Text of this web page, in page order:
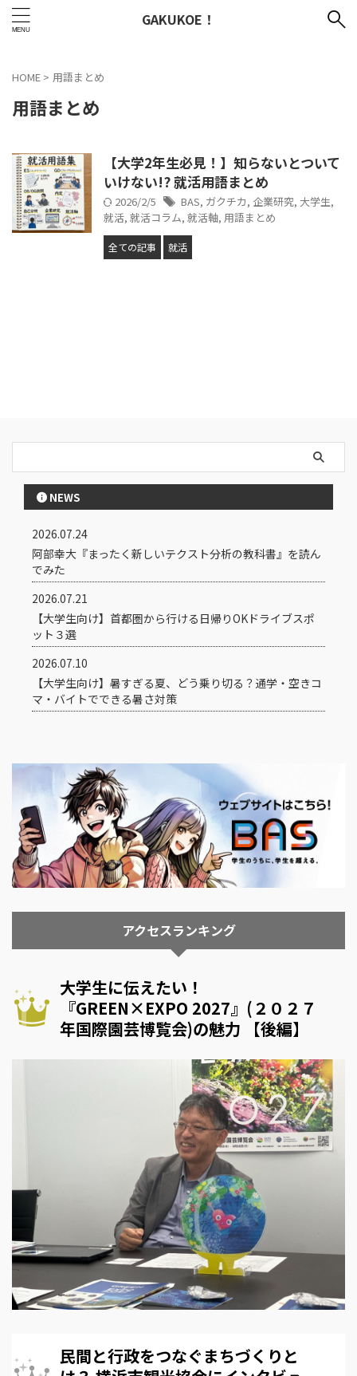
GAKUKOE！
HOME > 用語まとめ
用語まとめ
【大学2年生必見！】知らないとついて
いけない!? 就活用語まとめ
2026/2/5 BAS, ガクチカ, 企業研究, 大学生,
就活, 就活コラム, 就活軸, 用語まとめ
全ての記事 就活
NEWS
2026.07.24
阿部幸大『まったく新しいテクスト分析の教科書』を読ん
でみた
2026.07.21
【大学生向け】首都圏から行ける日帰りOKドライブスポ
ット３選
2026.07.10
【大学生向け】暑すぎる夏、どう乗り切る？通学・空きコ
マ・バイトでできる暑さ対策
アクセスランキング
大学生に伝えたい！
『GREEN×EXPO 2027』(２０２７
年国際園芸博覧会)の魅力 【後編】
民間と行政をつなぐまちづくりと